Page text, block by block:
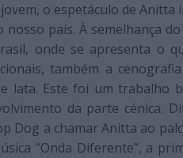
o espetáculo de Anitta
país. À semelhança do
onde se apresenta o
também a
lata. Este foi um trabalho
da parte cénica.
Dog a chamar Anitta ao
“Onda Diferente”, a